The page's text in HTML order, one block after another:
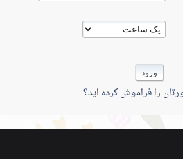
را فراموش کرده ايد؟